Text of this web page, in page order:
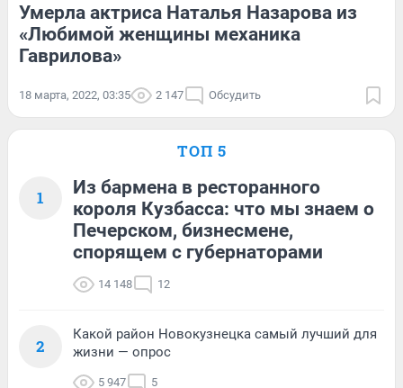
Умерла актриса Наталья Назарова из
«Любимой женщины механика
Гаврилова»
18 марта, 2022, 03:35 2 147 Обсудить
ТОП 5
1
Из бармена в ресторанного
короля Кузбасса: что мы знаем о
Печерском, бизнесмене,
спорящем с губернаторами
14 148 12
2
Какой район Новокузнецка самый лучший для
жизни — опрос
5 947 5